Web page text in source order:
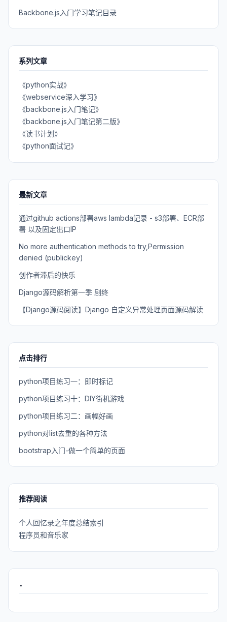
Backbone.js入门学习笔记目录
系列文章
《python实战》
《webservice深入学习》
《backbone.js入门笔记》
《backbone.js入门笔记第二版》
《读书计划》
《python面试记》
最新文章
通过github actions部署aws lambda记录 - s3部署、ECR部
署 以及固定出口IP
No more authentication methods to try,Permission
denied (publickey)
创作者滞后的快乐
Django源码解析第一季 剧终
【Django源码阅读】Django 自定义异常处理页面源码解读
点击排行
python项目练习一：即时标记
python项目练习十：DIY街机游戏
python项目练习二：画幅好画
python对list去重的各种方法
bootstrap入门-做一个简单的页面
推荐阅读
个人回忆录之年度总结索引
程序员和音乐家
.